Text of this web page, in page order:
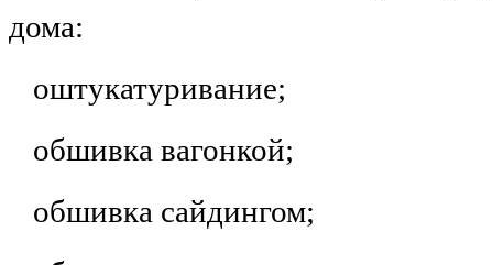
дома:
оштукатуривание;
обшивка вагонкой;
обшивка сайдингом;